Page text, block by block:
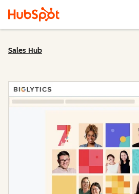
Sales Hub